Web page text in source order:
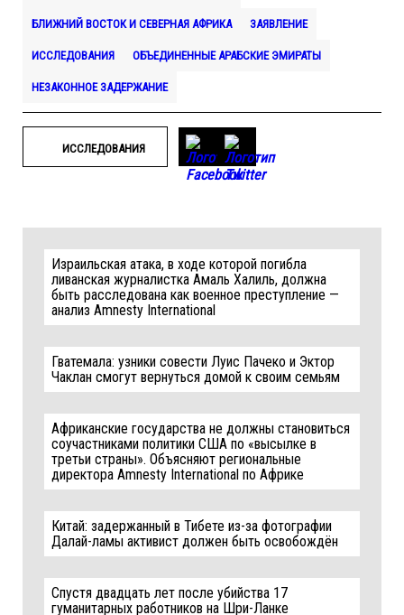
БЛИЖНИЙ ВОСТОК И СЕВЕРНАЯ АФРИКА ЗАЯВЛЕНИЕ
ИССЛЕДОВАНИЯ ОБЪЕДИНЕННЫЕ АРАБСКИЕ ЭМИРАТЫ
НЕЗАКОННОЕ ЗАДЕРЖАНИЕ
ИССЛЕДОВАНИЯ
Израильская атака, в ходе которой погибла
ливанская журналистка Амаль Халиль, должна
быть расследована как военное преступление —
анализ Amnesty International
Гватемала: узники совести Луис Пачеко и Эктор
Чаклан смогут вернуться домой к своим семьям
Африканские государства не должны становиться
соучастниками политики США по «высылке в
третьи страны». Объясняют региональные
директора Amnesty International по Африке
Китай: задержанный в Тибете из-за фотографии
Далай-ламы активист должен быть освобождён
Спустя двадцать лет после убийства 17
гуманитарных работников на Шри-Ланке